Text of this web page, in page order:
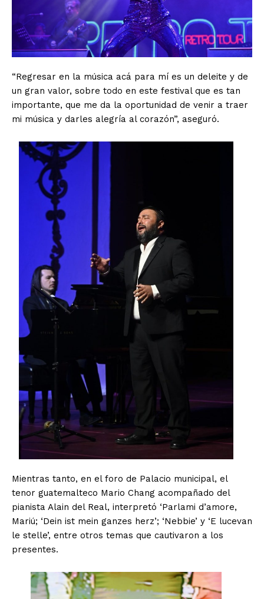
“Regresar en la música acá para mí es un deleite y de
un gran valor, sobre todo en este festival que es tan
importante, que me da la oportunidad de venir a traer
mi música y darles alegría al corazón”, aseguró.
Mientras tanto, en el foro de Palacio municipal, el
tenor guatemalteco Mario Chang acompañado del
pianista Alain del Real, interpretó ‘Parlami d’amore,
Mariú; ‘Dein ist mein ganzes herz’; ‘Nebbie’ y ‘E lucevan
le stelle’, entre otros temas que cautivaron a los
presentes.